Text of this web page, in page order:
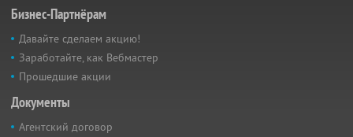
Бизнес-Партнёрам
Давайте сделаем акцию!
Заработайте, как Вебмастер
Прошедшие акции
Документы
Агентский договор